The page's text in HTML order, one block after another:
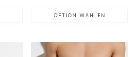
OPTION WÄHLEN